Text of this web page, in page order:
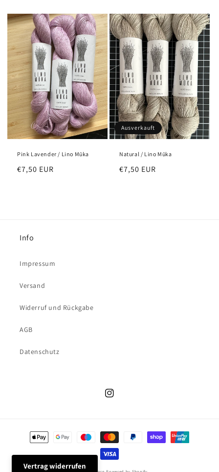
Pink Lavender / Lino Mūka
Normaler
€7,50 EUR
Ausverkauft
Natural / Lino Mūka
Normaler
€7,50 EUR
Info
Impressum
Versand
Widerruf und Rückgabe
AGB
Datenschutz
Instagram
Zahlungsmethoden
Vertrag widerrufen